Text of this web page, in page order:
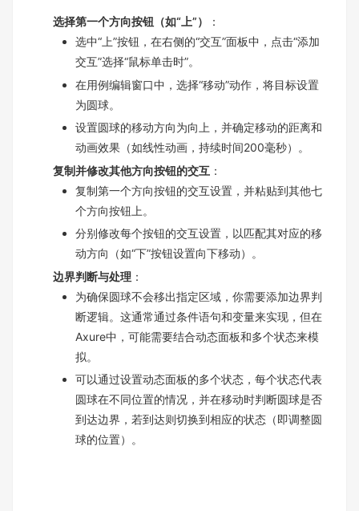
选择第一个方向按钮（如“上”）
：
选中“上”按钮，在右侧的“交互”面板中，点击“添加
交互”选择“鼠标单击时”。
在用例编辑窗口中，选择“移动”动作，将目标设置
为圆球。
设置圆球的移动方向为向上，并确定移动的距离和
动画效果（如线性动画，持续时间200毫秒）。
复制并修改其他方向按钮的交互 ：
复制第一个方向按钮的交互设置，并粘贴到其他七
个方向按钮上。
分别修改每个按钮的交互设置，以匹配其对应的移
动方向（如“下”按钮设置向下移动）。
边界判断与处理 ：
为确保圆球不会移出指定区域，你需要添加边界判
断逻辑。这通常通过条件语句和变量来实现，但在
Axure中，可能需要结合动态面板和多个状态来模
拟。
可以通过设置动态面板的多个状态，每个状态代表
圆球在不同位置的情况，并在移动时判断圆球是否
到达边界，若到达则切换到相应的状态（即调整圆
球的位置）。